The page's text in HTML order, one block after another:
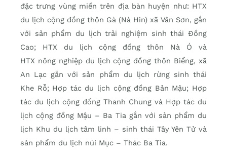
đặc trưng vùng miền trên địa bàn huyện như: HTX
du lịch cộng đồng thôn Gà (Nà Hin) xã Vân Sơn, gắn
với sản phẩm du lịch trải nghiệm sinh thái Đồng
Cao; HTX du lịch cộng đồng thôn Nà Ó và
HTX nông nghiệp du lịch cộng đồng thôn Biểng, xã
An Lạc gắn với sản phẩm du lịch rừng sinh thái
Khe Rỗ; Hợp tác du lịch cộng đồng Bản Mậu; Hợp
tác du lịch cộng đồng Thanh Chung và Hợp tác du
lịch cộng đồng Mậu – Ba Tia gắn với sản phẩm du
lịch Khu du lịch tâm linh – sinh thái Tây Yên Tử và
sản phẩm du lịch núi Mục – Thác Ba Tia.